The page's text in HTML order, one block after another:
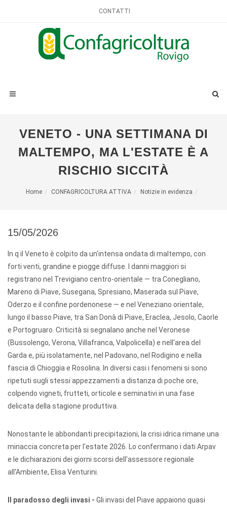
CONTATTI
VENETO - UNA SETTIMANA DI
MALTEMPO, MA L'ESTATE È A
RISCHIO SICCITÀ
Home CONFAGRICOLTURA ATTIVA Notizie in evidenza
15/05/2026
In q il Veneto è colpito da un'intensa ondata di maltempo, con
forti venti, grandine e piogge diffuse. I danni maggiori si
registrano nel Trevigiano centro-orientale — tra Conegliano,
Mareno di Piave, Susegana, Spresiano, Maserada sul Piave,
Oderzo e il confine pordenonese — e nel Veneziano orientale,
lungo il basso Piave, tra San Donà di Piave, Eraclea, Jesolo, Caorle
e Portogruaro. Criticità si segnalano anche nel Veronese
(Bussolengo, Verona, Villafranca, Valpolicella) e nell'area del
Garda e, più isolatamente, nel Padovano, nel Rodigino e nella
fascia di Chioggia e Rosolina. In diversi casi i fenomeni si sono
ripetuti sugli stessi appezzamenti a distanza di poche ore,
colpendo vigneti, frutteti, orticole e seminativi in una fase
delicata della stagione produttiva.
Nonostante le abbondanti precipitazioni, la crisi idrica rimane una
minaccia concreta per l'estate 2026. Lo confermano i dati Arpav
e le dichiarazioni dei giorni scorsi dell'assessore regionale
all'Ambiente, Elisa Venturini.
Il paradosso degli invasi - Gli invasi del Piave appaiono quasi